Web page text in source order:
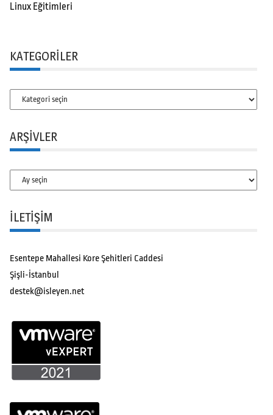
Linux Eğitimleri
KATEGORILER
Kategoriler
ARŞIVLER
Arşivler
İLETİŞİM
Esentepe Mahallesi Kore Şehitleri Caddesi
Şişli-İstanbul
destek@isleyen.net